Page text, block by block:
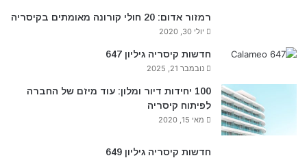
רמזור אדום: 20 חולי קורונה מאומתים בקיסריה
יולי 30, 2020
חדשות קיסריה גיליון 647
נובמבר 21, 2025
100 יחידות דיור ומלון: עוד מיזם של החברה
לפיתוח קיסריה
מאי 15, 2020
חדשות קיסריה גיליון 649